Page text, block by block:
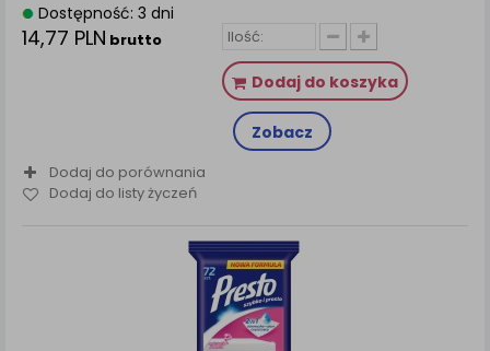
Dostępność: 3 dni
14,77 PLN brutto
Dodaj do koszyka
Zobacz
Dodaj do porównania
Dodaj do listy życzeń